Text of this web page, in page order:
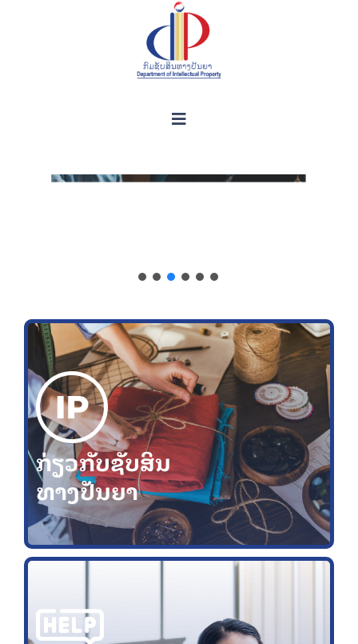
Toggle
ກ່ຽວກັບຊັບສິນທາງປັນຍາ
ຂໍ້ມູນ ແລະ ບໍລິການອອນລາຍ
ກ່ຽວກັບ ກປຊ
ກ່ຽວກັບຊັບສິນ
ທາງປັນຍາ